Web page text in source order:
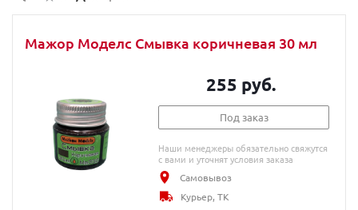
Мажор Моделс Смывка коричневая 30 мл
255 руб.
Под заказ
Наши менеджеры обязательно свяжутся
с вами и уточнят условия заказа
Самовывоз
Курьер, ТК